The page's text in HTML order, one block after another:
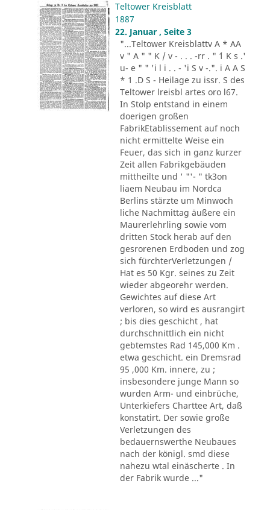
Teltower Kreisblatt
1887
22. Januar , Seite 3
"...Teltower Kreisblattv A * AA
v " A " " K / v - . . . -rr . " ´1 K s .'
u- e " " 'i l i . . - 'i S v -.". i A A S
* 1 .D S - Heilage zu issr. S des
Teltower lreisbl artes oro l67.
In Stolp entstand in einem
doerigen großen
FabrikEtablissement auf noch
nicht ermittelte Weise ein
Feuer, das sich in ganz kurzer
Zeit allen Fabrikgebäuden
mittheilte und ' "'- " tk3on
liaem Neubau im Nordca
Berlins stärzte um Minwoch
liche Nachmittag äußere ein
Maurerlehrling sowie vom
dritten Stock herab auf den
gesrorenen Erdboden und zog
sich fürchterVerletzungen /
Hat es 50 Kgr. seines zu Zeit
wieder abgeorehr werden.
Gewichtes auf diese Art
verloren, so wird es ausrangirt
; bis dies geschicht , hat
durchschnittlich ein nicht
gebtemstes Rad 145,000 Km .
etwa geschicht. ein Dremsrad
95 ,000 Km. innere, zu ;
insbesondere junge Mann so
wurden Arm- und einbrüche,
Unterkiefers Charttee Art, daß
konstatirt. Der sowie große
Verletzungen des
bedauernswerthe Neubaues
nach der königl. smd diese
nahezu wtal einäscherte . In
der Fabrik wurde ..."